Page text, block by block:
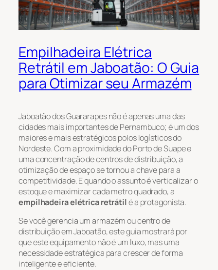
Empilhadeira Elétrica
Retrátil em Jaboatão: O Guia
para Otimizar seu Armazém
Jaboatão dos Guararapes não é apenas uma das
cidades mais importantes de Pernambuco; é um dos
maiores e mais estratégicos polos logísticos do
Nordeste. Com a proximidade do Porto de Suape e
uma concentração de centros de distribuição, a
otimização de espaço se tornou a chave para a
competitividade. E quando o assunto é verticalizar o
estoque e maximizar cada metro quadrado, a
empilhadeira elétrica retrátilé a protagonista.
Se você gerencia um armazém ou centro de
distribuição em Jaboatão, este guia mostrará por
que este equipamento não é um luxo, mas uma
necessidade estratégica para crescer de forma
inteligente e eficiente.